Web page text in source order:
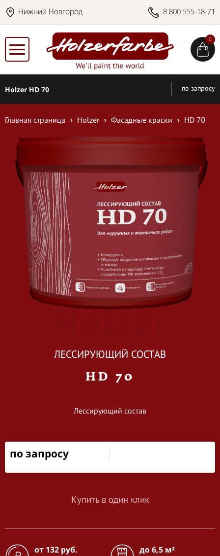
Нижний Новгород 8 800 555-18-71
0
Holzer HD 70 по запросу
Главная страница Holzer Фасадные краски HD 70
Holzer
ЛЕССИРУЮЩИЙ СОСТАВ
HD 70
Лессирующий состав
по запросу
Купить в один клик
от 132 руб. до 6,5 м²